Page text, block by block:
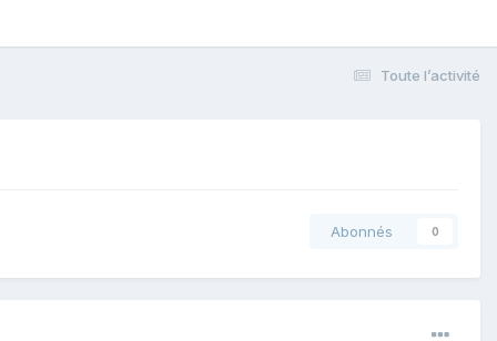
Toute l’activité
Abonnés 0